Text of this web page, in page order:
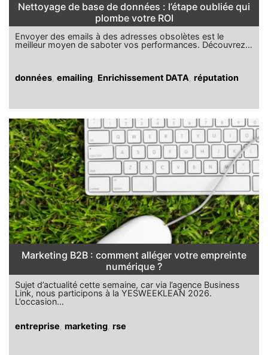
Nettoyage de base de données : l’étape oubliée qui
plombe votre ROI
Envoyer des emails à des adresses obsolètes est le
meilleur moyen de saboter vos performances. Découvrez…
données emailing Enrichissement DATA réputation
Marketing B2B : comment alléger votre empreinte
numérique ?
Sujet d’actualité cette semaine, car via l’agence Business
Link, nous participons à la YESWEEKLEAN 2026.
L’occasion…
entreprise marketing rse